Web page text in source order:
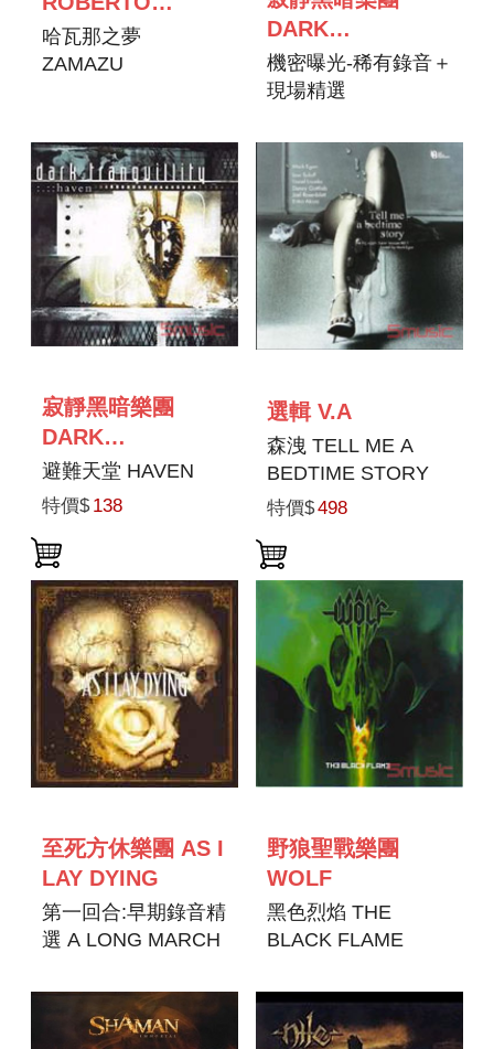
FONSECA
哈瓦那之夢
ZAMAZU
DARK
TRANQUILLITY
機密曝光-稀有錄音＋
現場精選
寂靜黑暗樂團
DARK
TRANQUILLITY
避難天堂 HAVEN
特價$ 138
選輯 V.A
森洩 TELL ME A
BEDTIME STORY
特價$498
至死方休樂團 AS I
LAY DYING
第一回合:早期錄音精
選 A LONG MARCH
RECORDINGS
野狼聖戰樂團
WOLF
黑色烈焰 THE
BLACK FLAME